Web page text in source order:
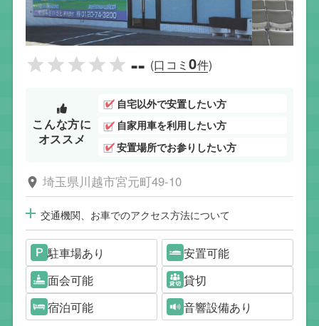
-- (口コミ0件)
こんな方に
オススメ
自宅以外で安置したい方
自家用車を利用したい方
安置場所でお参りしたい方
埼玉県川越市宮元町49-10
交通機関、お車でのアクセス方法について
駐車場あり
安置可能
面会可能
貸切
宿泊可能
音響設備あり